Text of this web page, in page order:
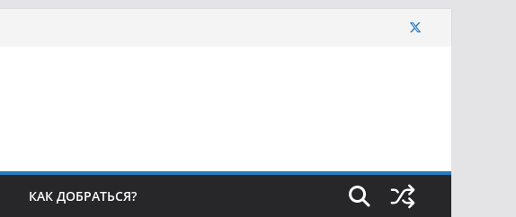
КАК ДОБРАТЬСЯ?